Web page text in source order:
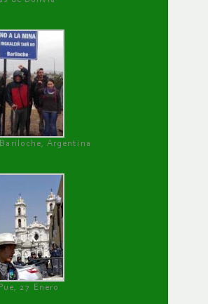
Argentina
27 Enero